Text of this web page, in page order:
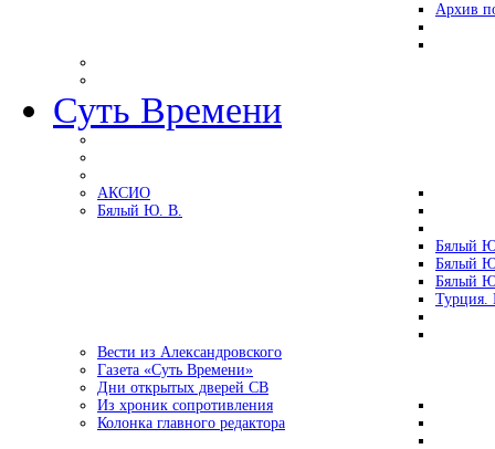
Архив
Суть Времени
АКСИО
Бялый Ю. В.
Бялый
Бялый
Бялый
Турция.
Вести из Александровского
Газета «Суть Времени»
Дни открытых дверей СВ
Из хроник сопротивления
Колонка главного редактора